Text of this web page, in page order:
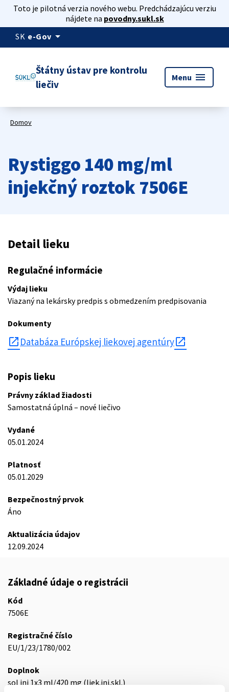
Toto je pilotná verzia nového webu. Predchádzajúcu verziu
nájdete na povodny.sukl.sk
SK e-Gov arrow_drop_down
Štátny ústav pre kontrolu
liečiv
Menu menu
Domov
Rystiggo 140 mg/ml
injekčný roztok 7506E
Detail lieku
Regulačné informácie
Výdaj lieku
Viazaný na lekársky predpis s obmedzením predpisovania
Dokumenty
open_in_new Databáza Európskej liekovej agentúry
Popis lieku
Právny základ žiadosti
Samostatná úplná – nové liečivo
Vydané
05.01.2024
Platnosť
05.01.2029
Bezpečnostný prvok
Áno
Aktualizácia údajov
12.09.2024
Základné údaje o registrácii
Kód
7506E
Registračné číslo
EU/1/23/1780/002
Doplnok
sol inj 1x3 ml/420 mg (liek.inj.skl.)